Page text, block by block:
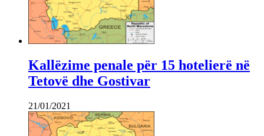
Kallëzime penale për 15 hotelierë në
Tetovë dhe Gostivar
21/01/2021